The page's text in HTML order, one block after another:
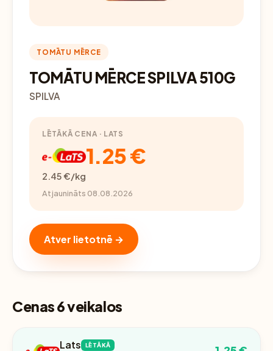
TOMĀTU MĒRCE
TOMĀTU MĒRCE SPILVA 510G
SPILVA
LĒTĀKĀ CENA · LATS
1.25 €
2.45 €/kg
Atjaunināts 08.08.2026
Atver lietotnē →
Cenas 6 veikalos
Lats LĒTĀKĀ